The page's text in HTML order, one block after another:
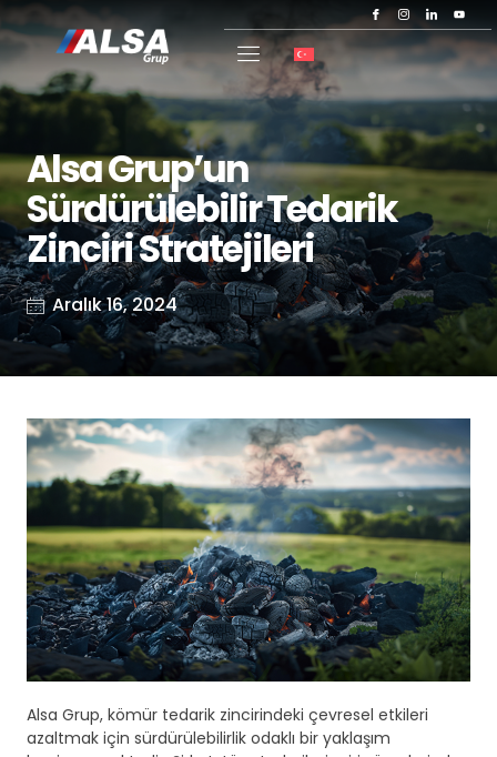
Alsa Grup’un
Sürdürülebilir Tedarik
Zinciri Stratejileri
Aralık 16, 2024
Alsa Grup, kömür tedarik zincirindeki çevresel etkileri
azaltmak için sürdürülebilirlik odaklı bir yaklaşım